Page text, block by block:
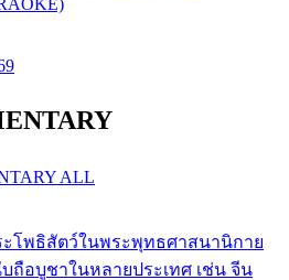
ALL
ะโพธิสัตว์ในพระพุทธศาสนานิกาย
ถือบูชาในหลายประเทศ เช่น จีน